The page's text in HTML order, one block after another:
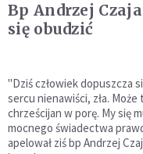
Bp Andrzej
się obudzić
"Dziś człowiek dopuszcza
sercu nienawiści, zła.
chrześcijan w porę. My się
mocnego świadectwa
apelował ziś bp Andrzej